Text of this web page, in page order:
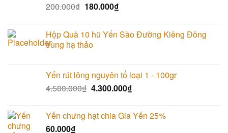
200.000₫ 180.000₫
Hộp Quà 10 hũ Yến Sào Đường Kiêng Đông
trùng hạ thảo
Yến rút lông nguyên tổ loại 1 - 100gr
4.500.000₫ 4.300.000₫
Yến chưng hạt chia Gia Yến 25%
60.000₫